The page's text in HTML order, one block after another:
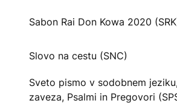
Sabon Rai Don Kowa 2020
Slovo na cestu (SNC)
Sveto pismo v sodobnem
zaveza, Psalmi in Pregovori